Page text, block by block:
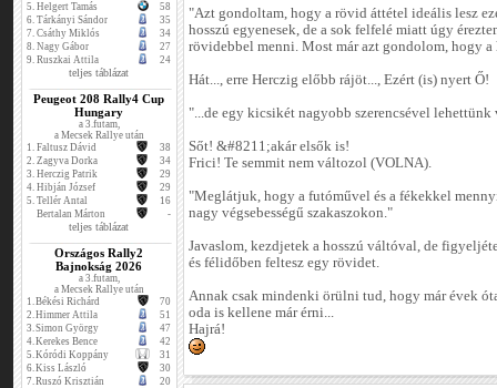
5. Helgert Tamás
58
6. Tárkányi Sándor
35
7. Csáthy Miklós
34
8. Nagy Gábor
27
9. Ruszkai Attila 24
teljes táblázat
Peugeot 208 Rally4 Cup
Hungary
a 3.futam,
a Mecsek Rallye után
1. Faltusz Dávid
38
2. Zagyva Dorka
34
3. Herczig Patrik
29
4. Hibján József
29
5. Tellér Antal
16
Bertalan Márton
-
teljes táblázat
Országos Rally2
Bajnokság 2026
a 3.futam,
a Mecsek Rallye után
1.Békési Richárd
70
2.Himmer Attila
51
3.Simon György
47
4.Kerekes Bence
42
5.Kóródi Koppány
31
6.Kiss László
30
7.Ruszó Krisztián
20
"Azt gondoltam, hogy a rövid áttétel ideális lesz
hosszú egyenesek, de a sok felfelé miatt úgy
rövidebbel menni. Most már azt gondolom, hogy
Hát..., erre Herczig előbb rájöt..., Ezért (is) nyert Ő!
"...de egy kicsikét nagyobb szerencsével
Sőt! &#8211;akár elsők is!
Frici! Te semmit nem változol (VOLNA).
"Meglátjuk, hogy a futóművel és a fékekkel
nagy végsebességű szakaszokon."
Javaslom, kezdjetek a hosszú váltóval, de
és félidőben feltesz egy rövidet.
Annak csak mindenki örülni tud, hogy már évek
oda is kellene már érni...
Hajrá!